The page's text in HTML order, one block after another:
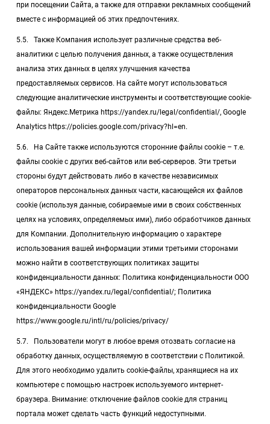
при посещении Сайта, а также для отправки рекламных сообщений
вместе с информацией об этих предпочтениях.
5.5. Также Компания использует различные средства веб-
аналитики с целью получения данных, а также осуществления
анализа этих данных в целях улучшения качества
предоставляемых сервисов. На сайте могут использоваться
следующие аналитические инструменты и соответствующие cookie-
файлы: Яндекс.Метрика https://yandex.ru/legal/confidential/, Google
Analytics https://policies.google.com/privacy?hl=en.
5.6. На Сайте также используются сторонние файлы cookie – т.е.
файлы cookie с других веб-сайтов или веб-серверов. Эти третьи
стороны будут действовать либо в качестве независимых
операторов персональных данных части, касающейся их файлов
cookie (используя данные, собираемые ими в своих собственных
целях на условиях, определяемых ими), либо обработчиков данных
для Компании. Дополнительную информацию о характере
использования вашей информации этими третьими сторонами
можно найти в соответствующих политиках защиты
конфиденциальности данных: Политика конфиденциальности ООО
«ЯНДЕКС» https://yandex.ru/legal/confidential/; Политика
конфиденциальности Google
https://www.google.ru/intl/ru/policies/privacy/
5.7. Пользователи могут в любое время отозвать согласие на
обработку данных, осуществляемую в соответствии с Политикой.
Для этого необходимо удалить cookie-файлы, хранящиеся на их
компьютере с помощью настроек используемого интернет-
браузера. Внимание: отключение файлов cookie для страниц
портала может сделать часть функций недоступными.